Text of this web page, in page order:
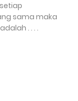
sama maka
. . . .